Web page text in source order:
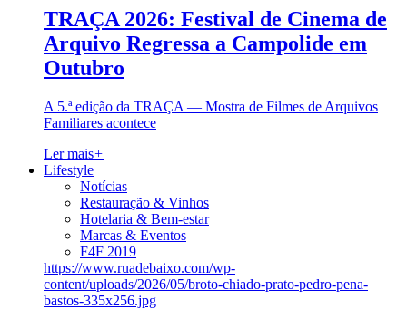
TRAÇA 2026: Festival de Cinema de
Arquivo Regressa a Campolide em
Outubro
A 5.ª edição da TRAÇA — Mostra de Filmes de Arquivos
Familiares acontece
Ler mais+
Lifestyle
Notícias
Restauração & Vinhos
Hotelaria & Bem-estar
Marcas & Eventos
F4F 2019
https://www.ruadebaixo.com/wp-
content/uploads/2026/05/broto-chiado-prato-pedro-pena-
bastos-335x256.jpg